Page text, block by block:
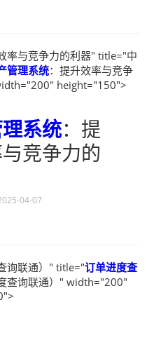
率与竞争力的利器" title="中
管理系统：提升效率与竞争
height="150">
系统：提
竞争力的
04-07
询联通）" title="订单进度查
查询联通）" width="200"